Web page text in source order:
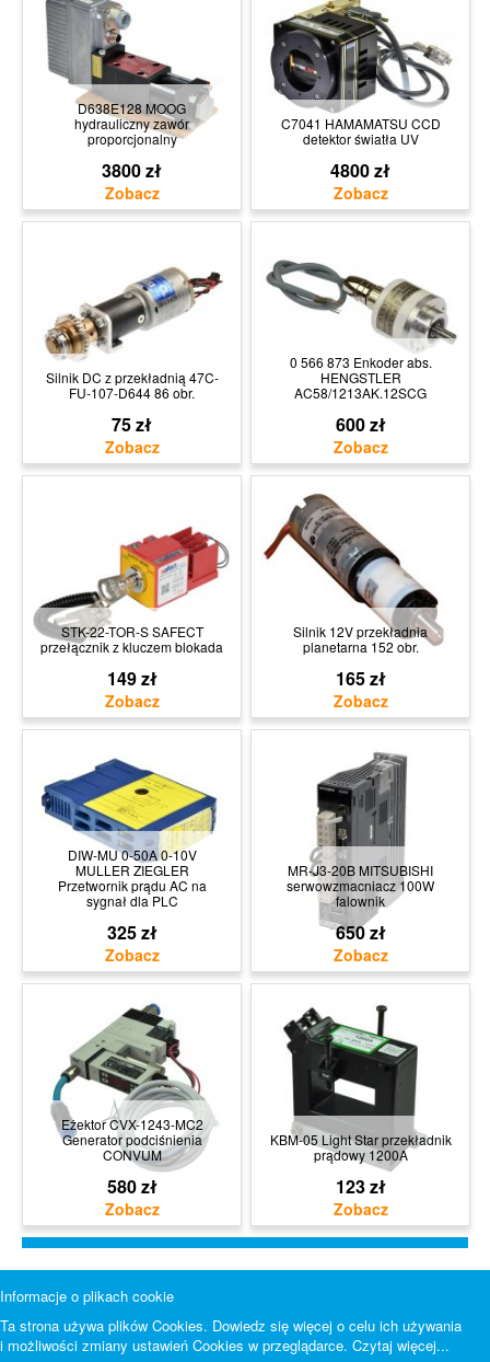
D638E128 MOOG
hydrauliczny zawór
proporcjonalny
3800 zł
C7041 HAMAMATSU CCD
detektor światła UV
4800 zł
Silnik DC z przekładnią 47C-
FU-107-D644 86 obr.
75 zł
0 566 873 Enkoder abs.
HENGSTLER
AC58/1213AK.12SCG
600 zł
STK-22-TOR-S SAFECT
przełącznik z kluczem blokada
149 zł
Silnik 12V przekładnia
planetarna 152 obr.
165 zł
DIW-MU 0-50A 0-10V
MULLER ZIEGLER
Przetwornik prądu AC na
sygnał dla PLC
325 zł
MR-J3-20B MITSUBISHI
serwowzmacniacz 100W
falownik
650 zł
Eżektor CVX-1243-MC2
Generator podciśnienia
CONVUM
580 zł
KBM-05 Light Star przekładnik
prądowy 1200A
123 zł
Informacje o plikach cookie
Ta strona używa plików Cookies. Dowiedz się więcej o celu ich używania
i możliwości zmiany ustawień Cookies w przeglądarce. Czytaj więcej...